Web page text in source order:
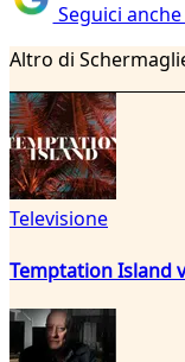
Seguici
Altro di
Televisione
Temptation Island